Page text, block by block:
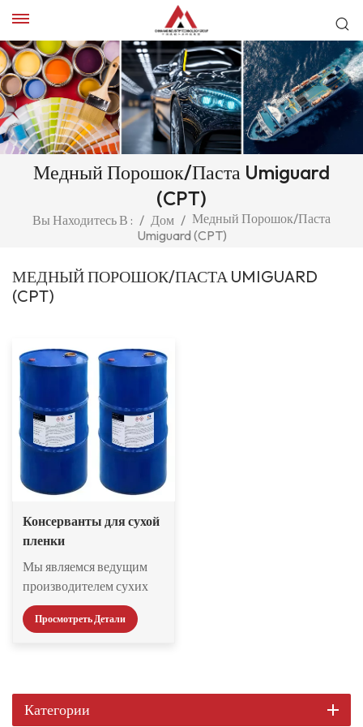
Медный Порошок/паста Umiguard
(CPT)
Вы Находитесь В : / Дом / Медный Порошок/паста
Umiguard (CPT)
МЕДНЫЙ ПОРОШОК/ПАСТА UMIGUARD
(CPT)
Консерванты для сухой
пленки
Мы являемся ведущим
производителем сухих
пленочных биоцидов.
Широкий ассортимент
долговременной защиты
от порчи, вызванной
Просмотреть Детали
Категории